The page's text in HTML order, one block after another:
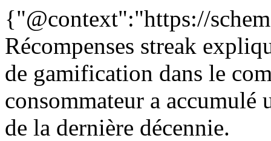
{"@context":"https://
Récompenses streak
de gamification dans le
consommateur a
de la dernière décennie.